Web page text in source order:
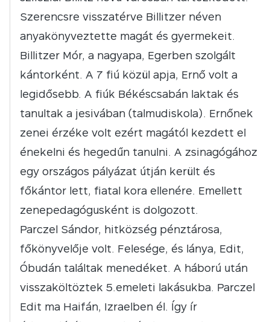
Szerencsre visszatérve Billitzer néven
anyakönyveztette magát és gyermekeit.
Billitzer Mór, a nagyapa, Egerben szolgált
kántorként. A 7 fiú közül apja, Ernő volt a
legidősebb. A fiúk Békéscsabán laktak és
tanultak a jesivában (talmudiskola). Ernőnek
zenei érzéke volt ezért magától kezdett el
énekelni és hegedűn tanulni. A zsinagógához
egy országos pályázat útján került és
főkántor lett, fiatal kora ellenére. Emellett
zenepedagógusként is dolgozott.
Parczel Sándor, hitközség pénztárosa,
főkönyvelője volt. Felesége, és lánya, Edit,
Óbudán találtak menedéket. A háború után
visszaköltöztek 5.emeleti lakásukba. Parczel
Edit ma Haifán, Izraelben él. Így ír